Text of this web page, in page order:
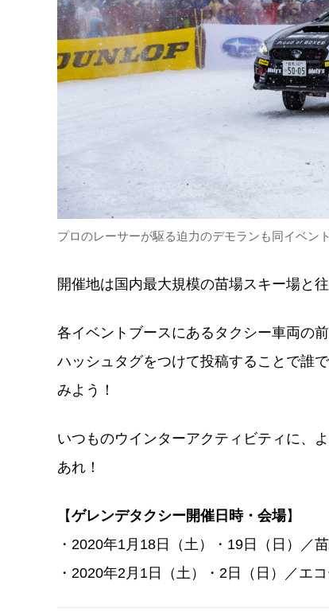
プロのレーサーが駆る迫力のデモランも同イベ
開催地は国内最大規模の苗場スキー場と
各イベントブースにあるタクシー車両の
ハッシュタグをつけて投稿することで誰
みよう！
いつものウインターアクティビティに、
あれ！
【ゲレンデタクシー開催日時・会場】
・2020年1月18日（土）・19日（日）／
・2020年2月1日（土）・2日（日）／エ